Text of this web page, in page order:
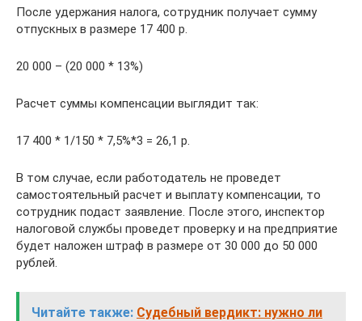
После удержания налога, сотрудник получает сумму
отпускных в размере 17 400 р.
20 000 – (20 000 * 13%)
Расчет суммы компенсации выглядит так:
17 400 * 1/150 * 7,5%*3 = 26,1 р.
В том случае, если работодатель не проведет
самостоятельный расчет и выплату компенсации, то
сотрудник подаст заявление. После этого, инспектор
налоговой службы проведет проверку и на предприятие
будет наложен штраф в размере от 30 000 до 50 000
рублей.
Читайте также: Судебный вердикт: нужно ли